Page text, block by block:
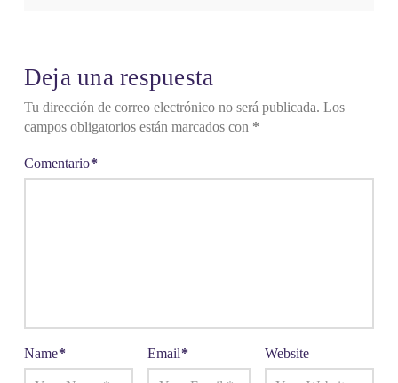
Deja una respuesta
Tu dirección de correo electrónico no será publicada. Los
campos obligatorios están marcados con *
Comentario*
Name* Email* Website